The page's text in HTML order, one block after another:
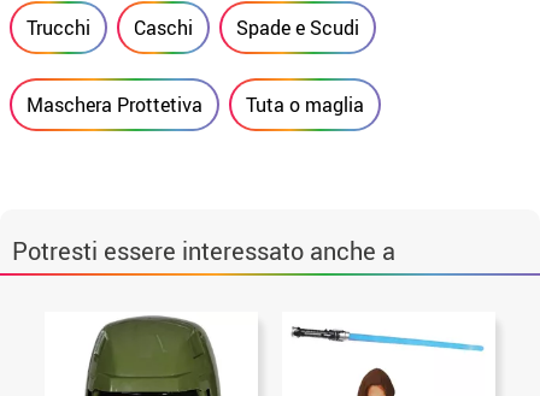
Trucchi Caschi Spade e Scudi
Maschera Prottetiva Tuta o maglia
Potresti essere interessato anche a